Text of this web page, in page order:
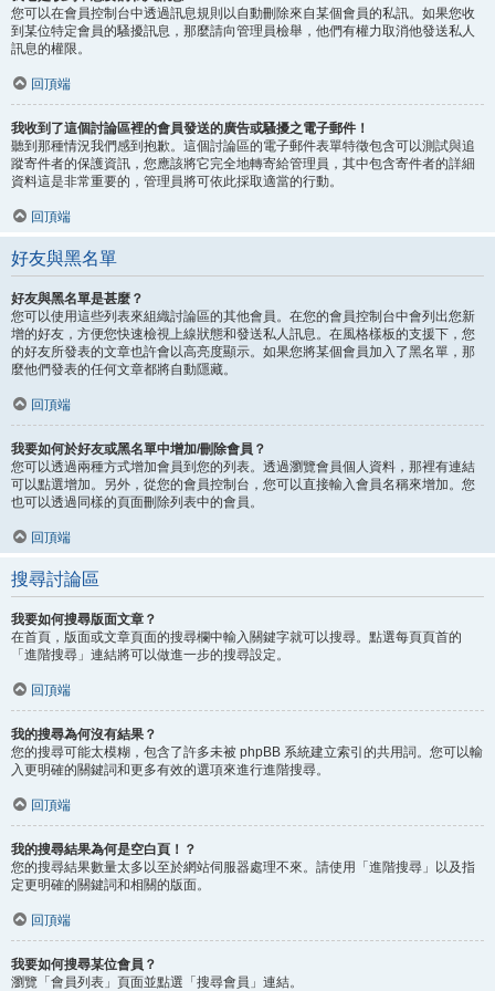
您可以在會員控制台中透過訊息規則以自動刪除來自某個會員的私訊。如果您收
到某位特定會員的騷擾訊息，那麼請向管理員檢舉，他們有權力取消他發送私人
訊息的權限。
回頂端
我收到了這個討論區裡的會員發送的廣告或騷擾之電子郵件！
聽到那種情況我們感到抱歉。這個討論區的電子郵件表單特徵包含可以測試與追
蹤寄件者的保護資訊，您應該將它完全地轉寄給管理員，其中包含寄件者的詳細
資料這是非常重要的，管理員將可依此採取適當的行動。
回頂端
好友與黑名單
好友與黑名單是甚麼？
您可以使用這些列表來組織討論區的其他會員。在您的會員控制台中會列出您新
增的好友，方便您快速檢視上線狀態和發送私人訊息。在風格樣板的支援下，您
的好友所發表的文章也許會以高亮度顯示。如果您將某個會員加入了黑名單，那
麼他們發表的任何文章都將自動隱藏。
回頂端
我要如何於好友或黑名單中增加/刪除會員？
您可以透過兩種方式增加會員到您的列表。透過瀏覽會員個人資料，那裡有連結
可以點選增加。另外，從您的會員控制台，您可以直接輸入會員名稱來增加。您
也可以透過同樣的頁面刪除列表中的會員。
回頂端
搜尋討論區
我要如何搜尋版面文章？
在首頁，版面或文章頁面的搜尋欄中輸入關鍵字就可以搜尋。點選每頁頁首的
「進階搜尋」連結將可以做進一步的搜尋設定。
回頂端
我的搜尋為何沒有結果？
您的搜尋可能太模糊，包含了許多未被 phpBB 系統建立索引的共用詞。您可以輸
入更明確的關鍵詞和更多有效的選項來進行進階搜尋。
回頂端
我的搜尋結果為何是空白頁！？
您的搜尋結果數量太多以至於網站伺服器處理不來。請使用「進階搜尋」以及指
定更明確的關鍵詞和相關的版面。
回頂端
我要如何搜尋某位會員？
瀏覽「會員列表」頁面並點選「搜尋會員」連結。